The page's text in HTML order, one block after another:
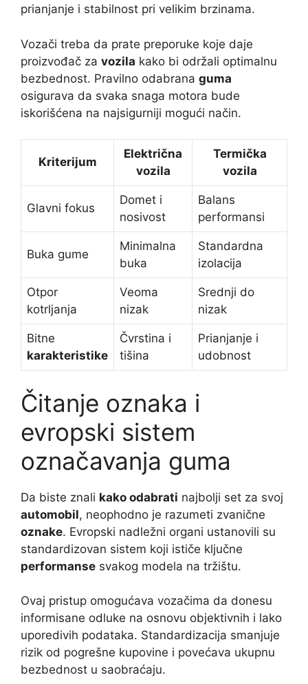
prianjanje i stabilnost pri velikim brzinama.
Vozači treba da prate preporuke koje daje
proizvođač za vozila kako bi održali optimalnu
bezbednost. Pravilno odabrana guma
osigurava da svaka snaga motora bude
iskorišćena na najsigurniji mogući način.
Kriterijum
Električna
vozila
Termička
vozila
Glavni fokus
Domet i
nosivost
Balans
performansi
Buka gume
Minimalna
buka
Standardna
izolacija
Otpor
kotrljanja
Veoma
nizak
Srednji do
nizak
Bitne
karakteristike
Čvrstina i
tišina
Prianjanje i
udobnost
Čitanje oznaka i
evropski sistem
označavanja guma
Da biste znali kako odabrati najbolji set za svoj
automobil, neophodno je razumeti zvanične
oznake. Evropski nadležni organi ustanovili su
standardizovan sistem koji ističe ključne
performanse svakog modela na tržištu.
Ovaj pristup omogućava vozačima da donesu
informisane odluke na osnovu objektivnih i lako
uporedivih podataka. Standardizacija smanjuje
rizik od pogrešne kupovine i povećava ukupnu
bezbednost u saobraćaju.